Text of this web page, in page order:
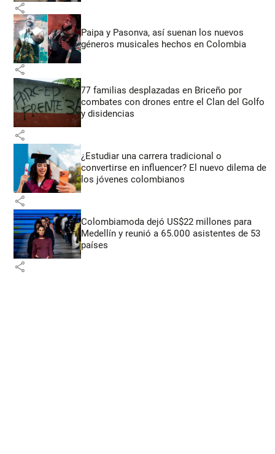
share
Paipa y Pasonva, así suenan los nuevos
géneros musicales hechos en Colombia
share
77 familias desplazadas en Briceño por
combates con drones entre el Clan del Golfo
y disidencias
share
¿Estudiar una carrera tradicional o
convertirse en influencer? El nuevo dilema de
los jóvenes colombianos
share
Colombiamoda dejó US$22 millones para
Medellín y reunió a 65.000 asistentes de 53
países
share